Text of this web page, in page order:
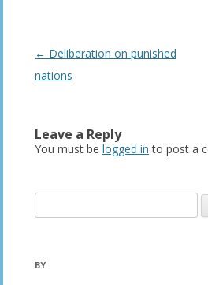
Post
navigation
← Deliberation on punished
nations
Leave a Reply
You must be logged in to post a
for:
BY